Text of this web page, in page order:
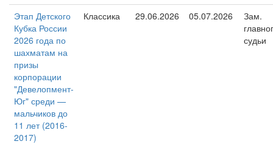
Этап Детского
Кубка России
2026 года по
шахматам на
призы
корпорации
"Девелопмент-
Юг" среди —
мальчиков до
11 лет (2016-
2017)
Классика 29.06.2026 05.07.2026
Зам.
судьи